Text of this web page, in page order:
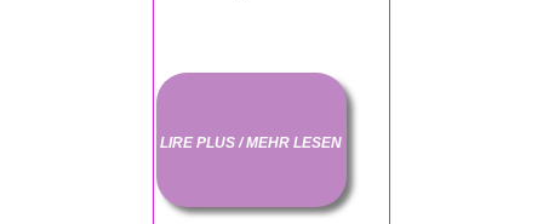
LIRE PLUS / MEHR LESEN